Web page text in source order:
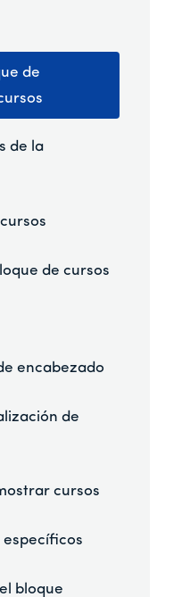
de
de la
de cursos
encabezado
de
cursos
específicos
bloque